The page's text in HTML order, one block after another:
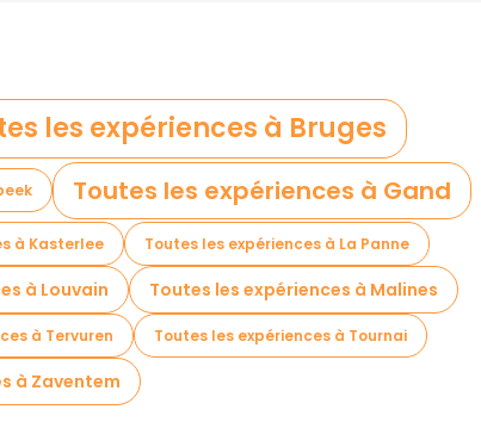
les expériences à Bruges
Toutes les expériences à Gand
à Kasterlee Toutes les expériences à La Panne
à Louvain Toutes les expériences à Malines
à Tervuren Toutes les expériences à Tournai
à Zaventem